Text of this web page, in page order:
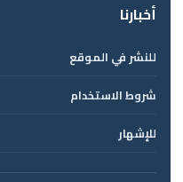
أخبارنا
للنشر في الموقع
شروط الاستخدام
للإشهار